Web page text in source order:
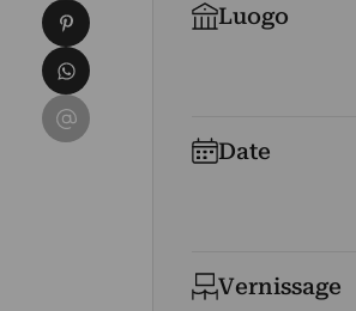
Luogo
Date
Vernissage
Condividi su Pinterest
Condividi su WhatsApp
Condividi su Email